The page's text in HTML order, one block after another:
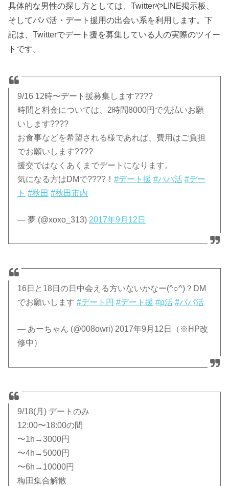
具体的な男性の探し方としては、TwitterやLINE掲示板、
そしてパパ活・デート援用の出会い系を利用します。下
記は、Twitterでデート援を募集している人の実際のツイー
トです。
9/16 12時〜デート援募集します????
時間と料金については、2時間8000円で先払いお願
いします????
お食事などを希望される様であれば、費用はご負担
でお願いします????
援交ではなくあくまでデートになります。
気になる方はDMで????！#デート援 #パパ活 #デー
ト #秋田 #秋田市内
— 夢 (@xoxo_313) 2017年9月12日
16日と18日の日中会える方いないかなー(^○^)？DM
でお願いします#デート円 #デート援 #p活 #パパ活
— あーちゃん (@008owri) 2017年9月12日（※HP改
修中）
9/18(月) デートのみ
12:00〜18:00の間
〜1h→3000円
〜4h→5000円
〜6h→10000円
梅田集合解散